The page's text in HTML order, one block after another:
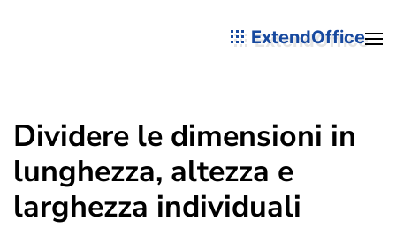
ExtendOffice
Dividere le dimensioni in
lunghezza, altezza e
larghezza individuali